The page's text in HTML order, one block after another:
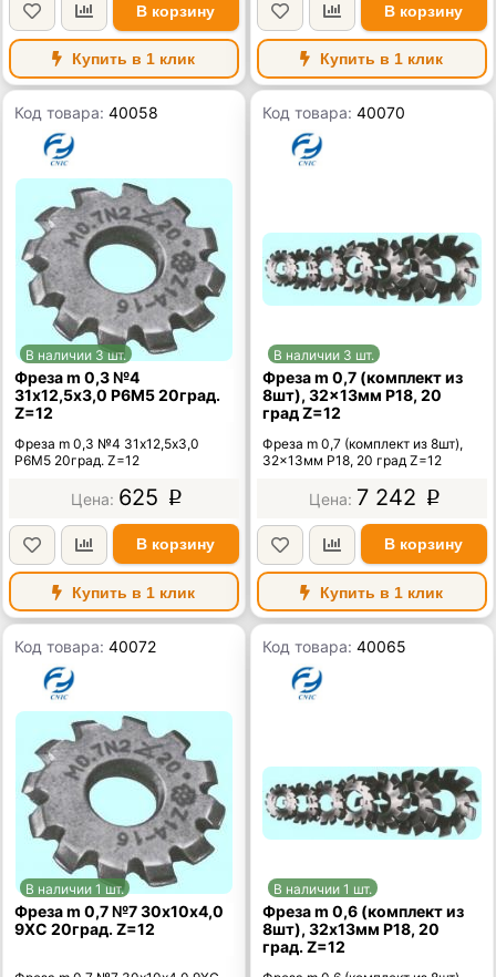
В корзину
Купить в 1 клик
В корзину
Купить в 1 клик
Код товара:40058
В наличии 3 шт.
Фреза m 0,3 №4
31х12,5х3,0 Р6М5 20град.
Z=12
Фреза m 0,3 №4 31х12,5х3,0
Р6М5 20град. Z=12
625 p
В корзину
Купить в 1 клик
Код товара:40070
В наличии 3 шт.
Фреза m 0,7 (комплект из
8шт), 32x13мм Р18, 20
град Z=12
Фреза m 0,7 (комплект из 8шт),
32x13мм Р18, 20 град Z=12
7 242 p
В корзину
Купить в 1 клик
Код товара:40072
В наличии 1 шт.
Фреза m 0,7 №7 30х10х4,0
9ХС 20град. Z=12
Код товара:40065
В наличии 1 шт.
Фреза m 0,6 (комплект из
8шт), 32х13мм Р18, 20
град. Z=12